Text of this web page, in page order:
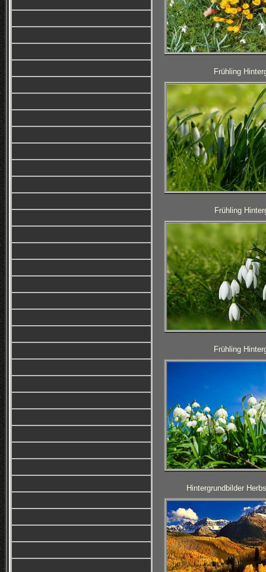
Frühling
Frühling
Frühling
Hintergrundbilder